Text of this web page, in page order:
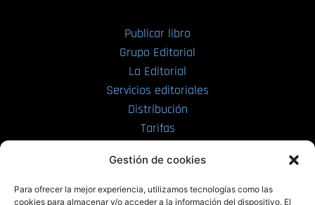
Gestión de cookies
Para ofrecer la mejor experiencia, utilizamos tecnologías como las
cookies para almacenar y/o acceder a la información del dispositivo. El
Publicar libro
Grupo Editorial
La Editorial
Servicios editoriales
Distribución
Tarifas